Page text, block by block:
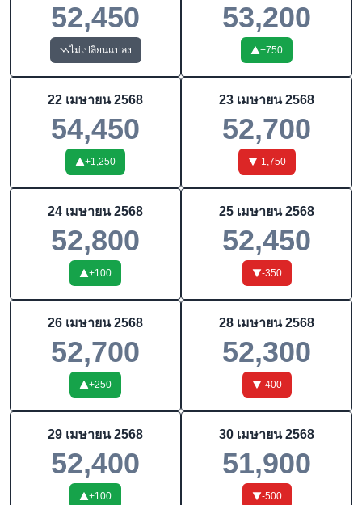
52,450
ไม่เปลี่ยนแปลง
53,200
+750
22 เมษายน 2568
54,450
+1,250
23 เมษายน 2568
52,700
-1,750
24 เมษายน 2568
52,800
+100
25 เมษายน 2568
52,450
-350
26 เมษายน 2568
52,700
+250
28 เมษายน 2568
52,300
-400
29 เมษายน 2568
52,400
+100
30 เมษายน 2568
51,900
-500